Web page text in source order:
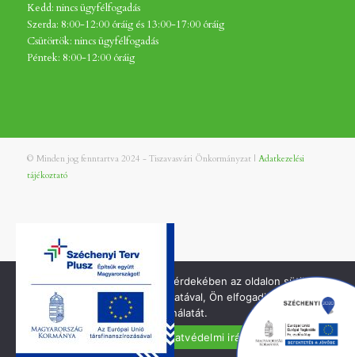
Kedd: nincs ügyfélfogadás
Szerda: 8:00-12:00 óráig és 13:00-17:00 óráig
Csütörtök: nincs ügyfélfogadás
Péntek: 8:00-12:00 óráig
© Minden jog fenntartva 2024 - Tiszavasvári Önkormányzat | Adatkezelési
tájékoztató
A jobb felhasználói élmény érdekében az oldalon sütiket
használunk. Oldalunk használatával, Ön elfogadja a cookie-k
használatát.
Elfogadom
Adatvédelmi irányelvek